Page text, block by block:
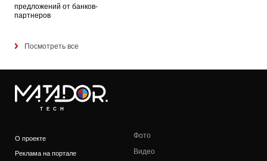
предложений от банков-
партнеров
Посмотреть все
TECH
О проекте
Реклама на портале
Фото
Видео